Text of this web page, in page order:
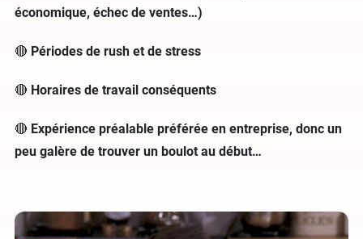
économique, échec de ventes…)
🔴 Périodes de rush et de stress
🔴 Horaires de travail conséquents
🔴 Expérience préalable préférée en entreprise, donc un
peu galère de trouver un boulot au début…